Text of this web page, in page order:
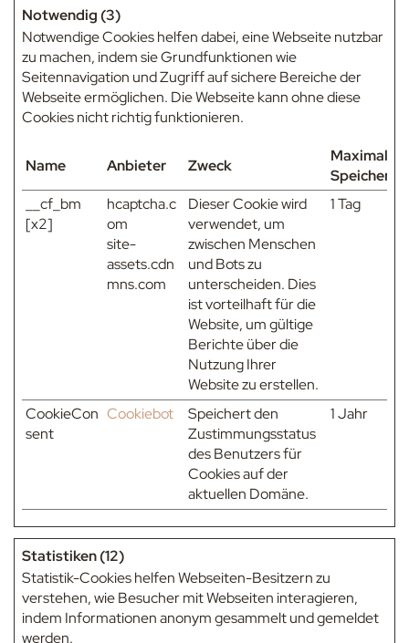
Notwendig (3)
Notwendige Cookies helfen dabei, eine Webseite nutzbar
zu machen, indem sie Grundfunktionen wie
Seitennavigation und Zugriff auf sichere Bereiche der
Webseite ermöglichen. Die Webseite kann ohne diese
Cookies nicht richtig funktionieren.
Name Anbieter Zweck
Maximale
__cf_bm
[x2]
hcaptcha.c
om
site-
assets.cdn
mns.com
Dieser Cookie wird
verwendet, um
zwischen Menschen
und Bots zu
unterscheiden. Dies
ist vorteilhaft für die
Website, um gültige
Berichte über die
Nutzung Ihrer
Website zu erstellen.
1 Tag
CookieCon
sent
Cookiebot
Speichert den
Zustimmungsstatus
des Benutzers für
Cookies auf der
aktuellen Domäne.
1 Jahr
Statistiken (12)
Statistik-Cookies helfen Webseiten-Besitzern zu
verstehen, wie Besucher mit Webseiten interagieren,
indem Informationen anonym gesammelt und gemeldet
werden.